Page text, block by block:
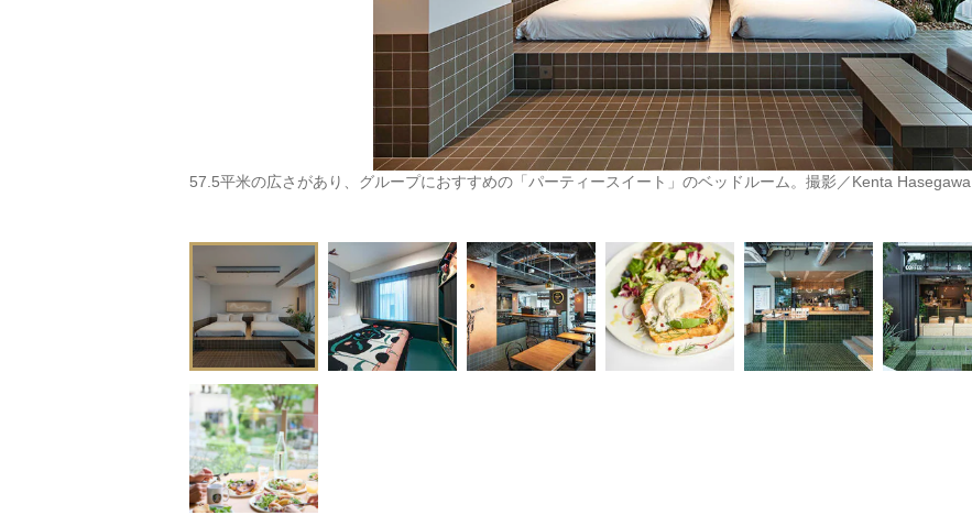
57.5平米の広さがあり、グループにおすすめの「パーティースイート」のベッドルーム。撮影／Kenta Hasegawa